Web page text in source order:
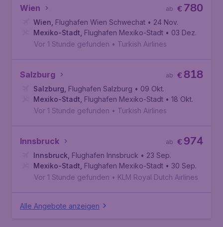
Wien €780
ab
Wien Flughafen Wien Schwechat • 24 Nov.
Mexiko-Stadt Flughafen Mexiko-Stadt • 03 Dez.
Vor 1 Stunde gefunden • Turkish Airlines
Salzburg €818
ab
Salzburg Flughafen Salzburg • 09 Okt.
Mexiko-Stadt Flughafen Mexiko-Stadt • 18 Okt.
Vor 1 Stunde gefunden • Turkish Airlines
Innsbruck €974
ab
Innsbruck Flughafen Innsbruck • 23 Sep.
Mexiko-Stadt Flughafen Mexiko-Stadt • 30 Sep.
Vor 1 Stunde gefunden • KLM Royal Dutch Airlines
Alle Angebote anzeigen